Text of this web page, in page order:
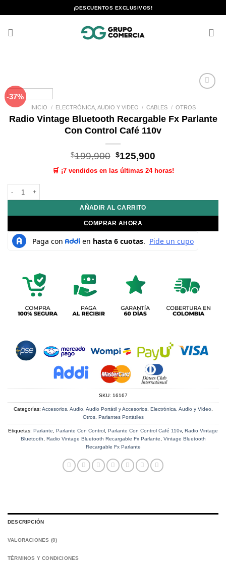
al
¡DESCUENTOS EXCLUSIVOS!
-37%
lista de
deseos
INICIO / ELECTRÓNICA, AUDIO Y VIDEO / CABLES / OTROS
Radio Vintage Bluetooth Recargable Fx Parlante
Con Control Café 110v
$199,900 El
precio
original
$125,900
actual
🛒 ¡7 vendidos en las últimas 24 horas!
AÑADIR AL CARRITO
COMPRAR AHORA
SKU: 16167
Categorías: Accesorios, Audio, Audio Portátil y Accesorios, Electrónica, Audio y Video,
Otros, Parlantes Portátiles
Etiquetas: Parlante, Parlante Con Control, Parlante Con Control Café 110v, Radio Vintage
Bluetooth, Radio Vintage Bluetooth Recargable Fx Parlante, Vintage Bluetooth
Recargable Fx Parlante
DESCRIPCIÓN
VALORACIONES (0)
TÉRMINOS Y CONDICIONES